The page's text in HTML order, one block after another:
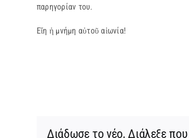
παρηγορίαν του.
Εἵη ἡ μνήμη αὐτοῦ αἰωνία!
Διάδωσε το νέο, Διάλεξε